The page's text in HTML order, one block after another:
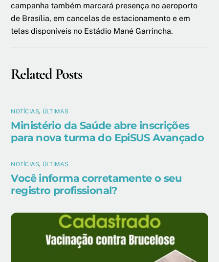
campanha também marcará presença no aeroporto
de Brasília, em cancelas de estacionamento e em
telas disponíveis no Estádio Mané Garrincha.
Related Posts
NOTÍCIAS, ÚLTIMAS
Ministério da Saúde abre inscrições
para nova turma do EpiSUS Avançado
NOTÍCIAS, ÚLTIMAS
Você informa corretamente o seu
registro profissional?